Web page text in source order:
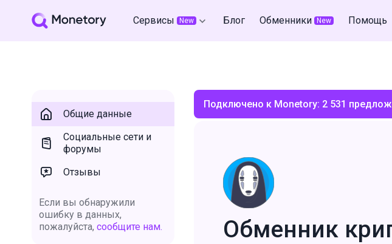
Сервисы New Блог Обменники New Помощь
Общие данные
Социальные сети и
форумы
Отзывы
Если вы обнаружили
ошибку в данных,
пожалуйста, сообщите нам.
Подключено к Monetory: 2 531
Обменник